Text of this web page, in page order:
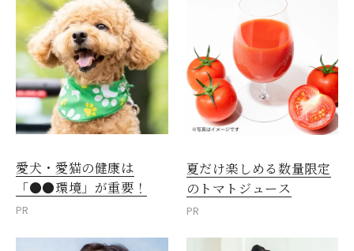
愛犬・愛猫の健康は
「●●環境」が重要！
PR
夏だけ楽しめる数量限定
のトマトジュース
PR